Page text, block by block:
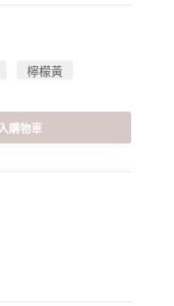
檸檬黃
購物車